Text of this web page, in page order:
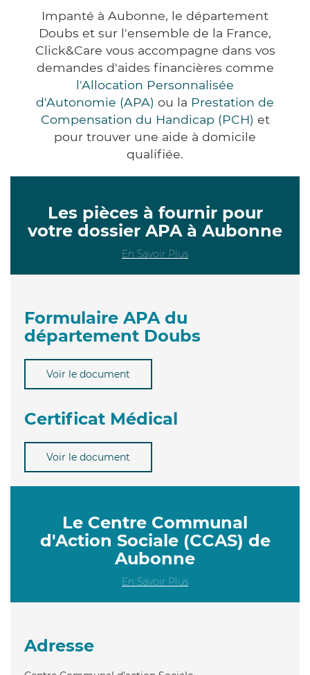
Impanté à Aubonne, le département
Doubs et sur l'ensemble de la France,
Click&Care vous accompagne dans vos
demandes d'aides financières comme
l'Allocation Personnalisée
d'Autonomie (APA) ou la Prestation de
Compensation du Handicap (PCH) et
pour trouver une aide à domicile
qualifiée.
Les pièces à fournir pour
votre dossier APA à Aubonne
En Savoir Plus
Formulaire APA du
département Doubs
Voir le document
Certificat Médical
Voir le document
Le Centre Communal
d'Action Sociale (CCAS) de
Aubonne
En Savoir Plus
Adresse